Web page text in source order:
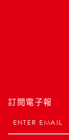
訂閱電子報